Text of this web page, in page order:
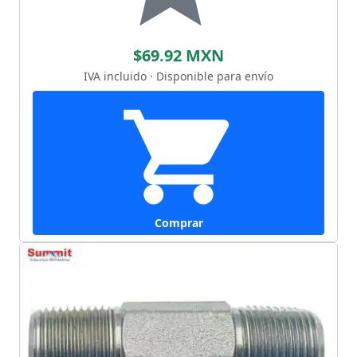
$69.92 MXN
IVA incluido · Disponible para envío
Comprar